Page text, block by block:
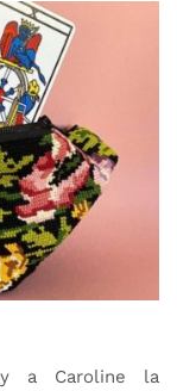
a Caroline la